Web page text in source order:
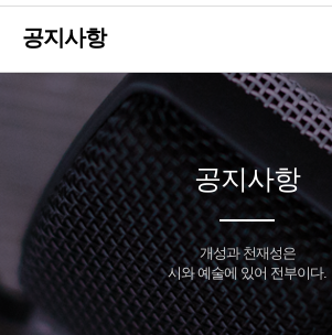
공지사항
공지사항
개성과 천재성은
시와 예술에 있어 전부이다.